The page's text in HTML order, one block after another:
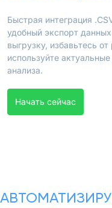
Быстрая интеграция
удобный экспорт
выгрузку, избавьтесь
используйте
анализа.
Начать сейчас